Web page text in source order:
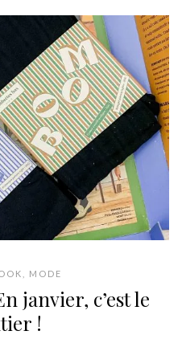
MODE
janvier, c’est le
!